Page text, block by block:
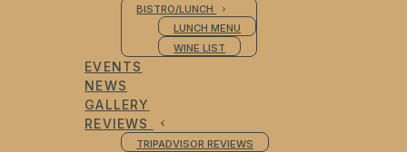
BISTRO/LUNCH
LUNCH MENU
WINE LIST
EVENTS
NEWS
GALLERY
REVIEWS
TRIPADVISOR REVIEWS